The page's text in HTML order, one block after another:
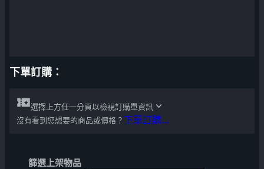
下單訂購：
選擇上方任一分頁以檢視訂購單資訊
沒有看到您想要的商品或價格？ 下單訂購…
篩選上架物品